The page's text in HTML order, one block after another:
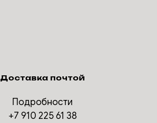
Доставка почтой
Подробности
+7 910 225 61 38